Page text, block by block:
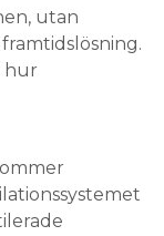
utan
hur